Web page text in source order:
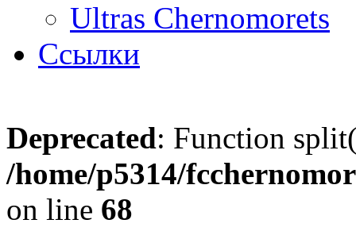
Ultras Chernomorets
Ссылки
Deprecated: Function
/home/p5314/
on line 68